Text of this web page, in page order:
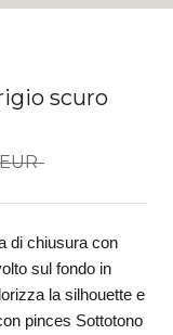
scuro
di chiusura con
sul fondo in
la silhouette e
pinces Sottotono